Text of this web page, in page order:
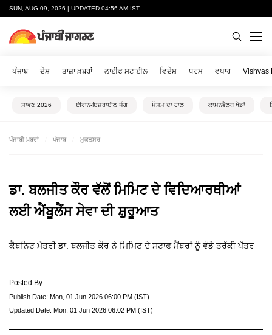
SUN, AUG 09, 2026 | UPDATED 04:56 AM IST
ਪੰਜਾਬ ਦੇਸ਼ ਤਾਜ਼ਾ ਖ਼ਬਰਾਂ ਲਾਈਫ ਸਟਾਈਲ ਵਿਦੇਸ਼ ਧਰਮ ਵਪਾਰ Vishvas
ਸਾਵਣ 2026 ਈਰਾਨ-ਇਜ਼ਰਾਈਲ ਜੰਗ ਮੌਸਮ ਦਾ ਹਾਲ ਕਾਮਨਵੈਲਥ ਖੇਡਾਂ
ਪੰਜਾਬੀ ਖ਼ਬਰਾਂ ਪੰਜਾਬ ਮੁਕਤਸਰ
ਡਾ. ਬਲਜੀਤ ਕੌਰ ਵੱਲੋਂ ਮਿਮਿਟ ਦੇ ਵਿਦਿਆਰਥੀਆਂ
ਲਈ ਐਂਬੂਲੈਂਸ ਸੇਵਾ ਦੀ ਸ਼ੁਰੂਆਤ
ਕੈਬਨਿਟ ਮੰਤਰੀ ਡਾ. ਬਲਜੀਤ ਕੌਰ ਨੇ ਮਿਮਿਟ ਦੇ ਸਟਾਫ ਮੈਂਬਰਾਂ ਨੂੰ ਵੰਡੇ ਤਰੱਕੀ ਪੱਤਰ
Posted By
Publish Date: Mon, 01 Jun 2026 06:00 PM (IST)
Updated Date: Mon, 01 Jun 2026 06:02 PM (IST)